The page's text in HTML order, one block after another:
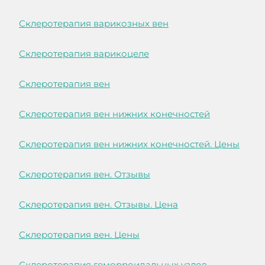
Склеротерапия варикозных вен
Склеротерапия варикоцеле
Склеротерапия вен
Склеротерапия вен нижних конечностей
Склеротерапия вен нижних конечностей. Цены
Склеротерапия вен. Отзывы
Склеротерапия вен. Отзывы. Цена
Склеротерапия вен. Цены